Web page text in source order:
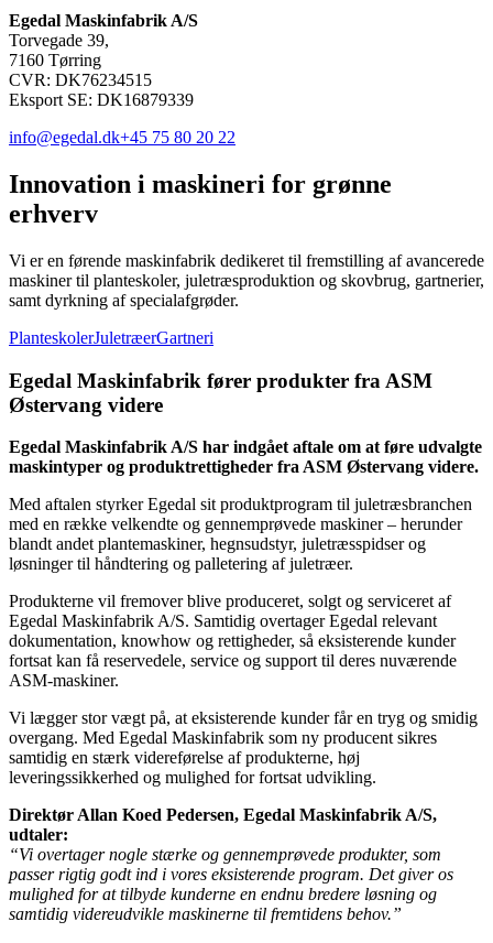
Egedal Maskinfabrik A/S
Torvegade 39,
7160 Tørring
CVR: DK76234515
Eksport SE: DK16879339
info@egedal.dk+45 75 80 20 22
Innovation i maskineri for grønne
erhverv
Vi er en førende maskinfabrik dedikeret til fremstilling af avancerede
maskiner til planteskoler, juletræsproduktion og skovbrug, gartnerier,
samt dyrkning af specialafgrøder.
PlanteskolerJuletræerGartneri
Egedal Maskinfabrik fører produkter fra ASM
Østervang videre
Egedal Maskinfabrik A/S har indgået aftale om at føre udvalgte
maskintyper og produktrettigheder fra ASM Østervang videre.
Med aftalen styrker Egedal sit produktprogram til juletræsbranchen
med en række velkendte og gennemprøvede maskiner – herunder
blandt andet plantemaskiner, hegnsudstyr, juletræsspidser og
løsninger til håndtering og palletering af juletræer.
Produkterne vil fremover blive produceret, solgt og serviceret af
Egedal Maskinfabrik A/S. Samtidig overtager Egedal relevant
dokumentation, knowhow og rettigheder, så eksisterende kunder
fortsat kan få reservedele, service og support til deres nuværende
ASM-maskiner.
Vi lægger stor vægt på, at eksisterende kunder får en tryg og smidig
overgang. Med Egedal Maskinfabrik som ny producent sikres
samtidig en stærk videreførelse af produkterne, høj
leveringssikkerhed og mulighed for fortsat udvikling.
Direktør Allan Koed Pedersen, Egedal Maskinfabrik A/S,
udtaler:
“Vi overtager nogle stærke og gennemprøvede produkter, som
passer rigtig godt ind i vores eksisterende program. Det giver os
mulighed for at tilbyde kunderne en endnu bredere løsning og
samtidig videreudvikle maskinerne til fremtidens behov.”